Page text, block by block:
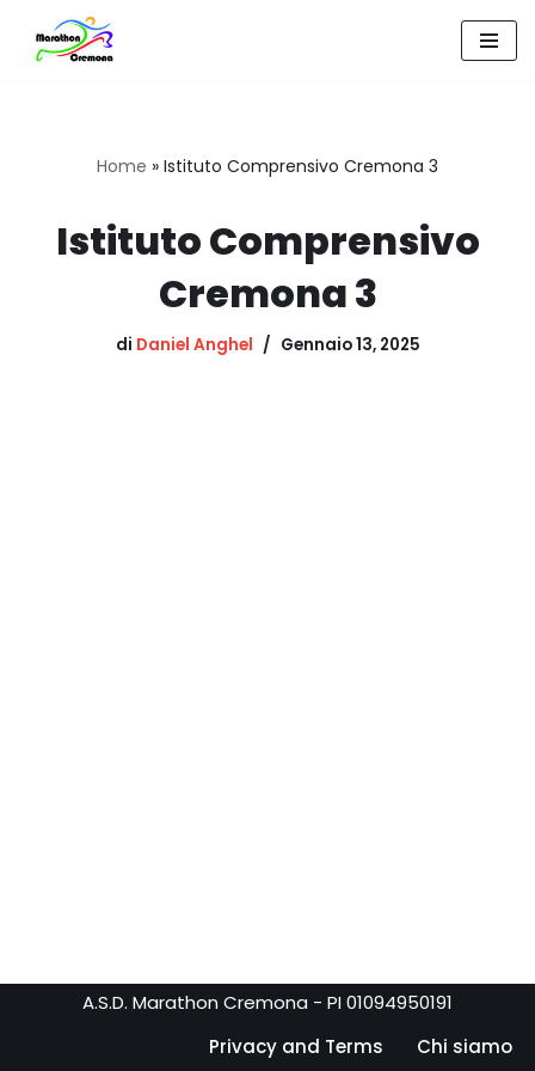
Vai
Home » Istituto Comprensivo Cremona 3
Istituto Comprensivo
Cremona 3
di Daniel Anghel Gennaio 13, 2025
A.S.D. Marathon Cremona - PI 01094950191
Privacy and Terms
Chi siamo